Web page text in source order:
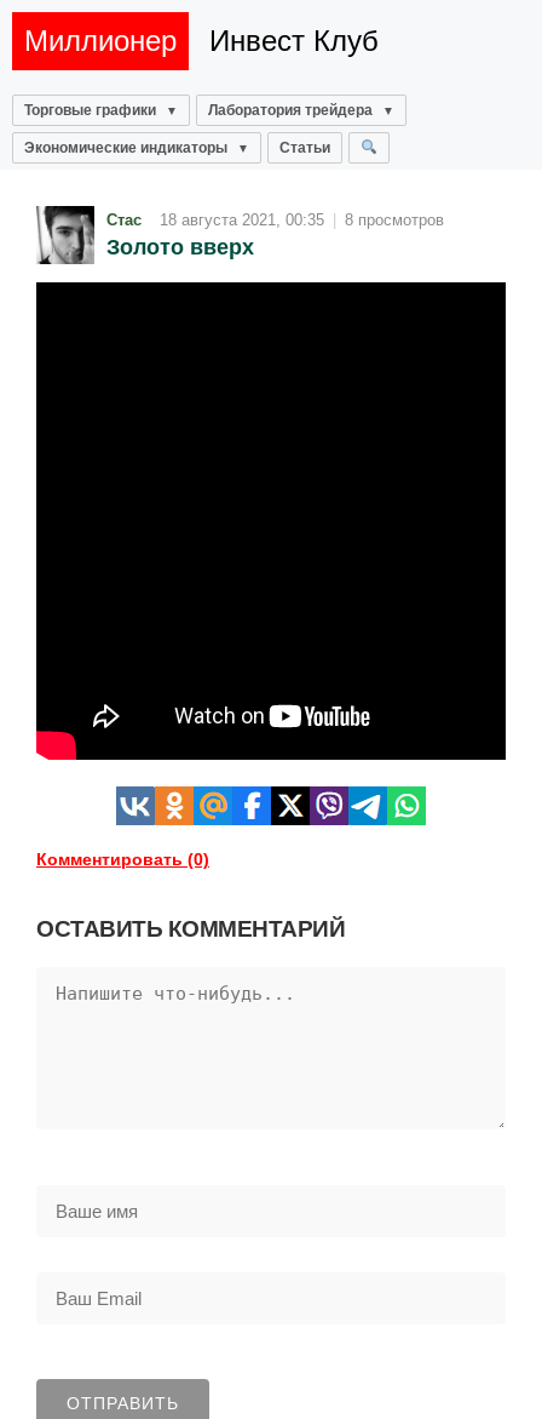
Миллионер Инвест Клуб
Торговые графики Лаборатория трейдера
Экономические индикаторы Статьи
Стас 18 августа 2021, 00:35 | 8 просмотров
Золото вверх
Комментировать (0)
ОСТАВИТЬ КОММЕНТАРИЙ